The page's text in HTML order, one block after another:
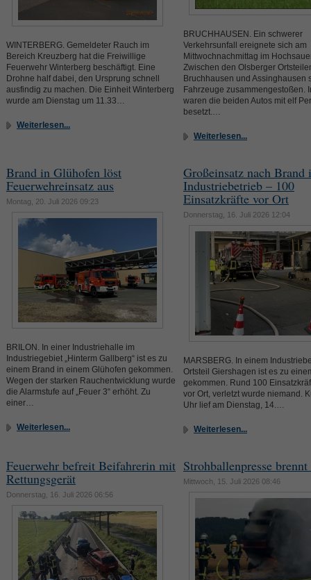
WINTERBERG. Gemeldeter Rauch im
Bereich Kreuzberg hat die Freiwillige
Feuerwehr Winterberg beschäftigt. Eine
Drohne half dabei, den Ursprung schnell
ausfindig zu machen. Die Einheit Winterberg
wurde am Dienstag um 11.33…
Weiterlesen...
BRUCHHAUSEN. Ein schwerer
Verkehrsunfall ereignete sich am
Mittwochnachmittag im
Zwischen den Olsberger
Bruchhausen und Assinghausen
Fahrzeuge zusammengestoßen.
waren die beiden Autos mit elf
besetzt.…
Weiterlesen...
Brand in Glühofen löst
Feuerwehreinsatz aus
Montag, 20. Juli 2026 09:23
BRILON. In einer Industriehalle im
Industriegebiet „Hinterm Gallberg“ ist es zu
einem Brand in einem Glühofen gekommen.
Wegen der starken Rauchentwicklung wurde
die Alarmstufe auf „Feuer 3“ erhöht. Zu
einer…
Weiterlesen...
Großeinsatz nach Brand
Industriebetrieb – 100
Einsatzkräfte vor Ort
Donnerstag, 16. Juli 2026 12:04
MARSBERG. In einem
Ortsteil Giershagen ist es zu
gekommen. Rund 100
vor Ort, verletzt wurde niemand.
Uhr lief am Dienstag, 14.…
Weiterlesen...
Feuerwehr befreit Beifahrerin mit
Rettungsgerät
Donnerstag, 16. Juli 2026 06:56
Strohballenpresse
Mittwoch, 15. Juli 2026 08:46